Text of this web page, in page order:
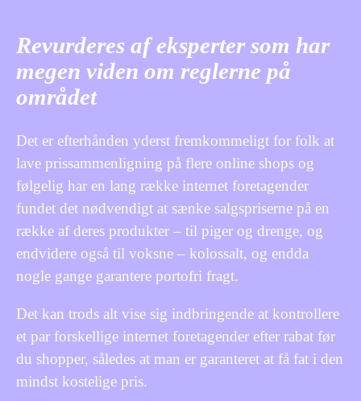
Revurderes af eksperter som har
megen viden om reglerne på
området
Det er efterhånden yderst fremkommeligt for folk at
lave prissammenligning på flere online shops og
følgelig har en lang række internet foretagender
fundet det nødvendigt at sænke salgspriserne på en
række af deres produkter – til piger og drenge, og
endvidere også til voksne – kolossalt, og endda
nogle gange garantere portofri fragt.
Det kan trods alt vise sig indbringende at kontrollere
et par forskellige internet foretagender efter rabat før
du shopper, således at man er garanteret at få fat i den
mindst kostelige pris.